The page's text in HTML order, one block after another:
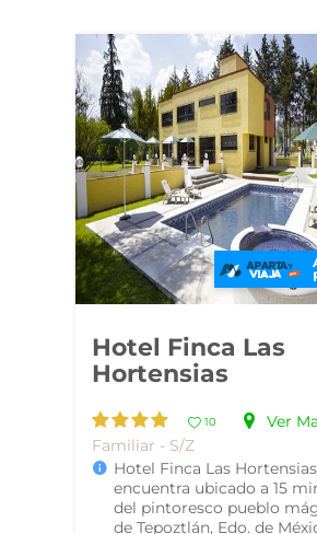
Hotel Finca Las
Hortensias
10
Ver
Familiar - S/Z
Hotel Finca Las
encuentra ubicado a 15
del pintoresco pueblo
de Tepoztlán, Edo. de